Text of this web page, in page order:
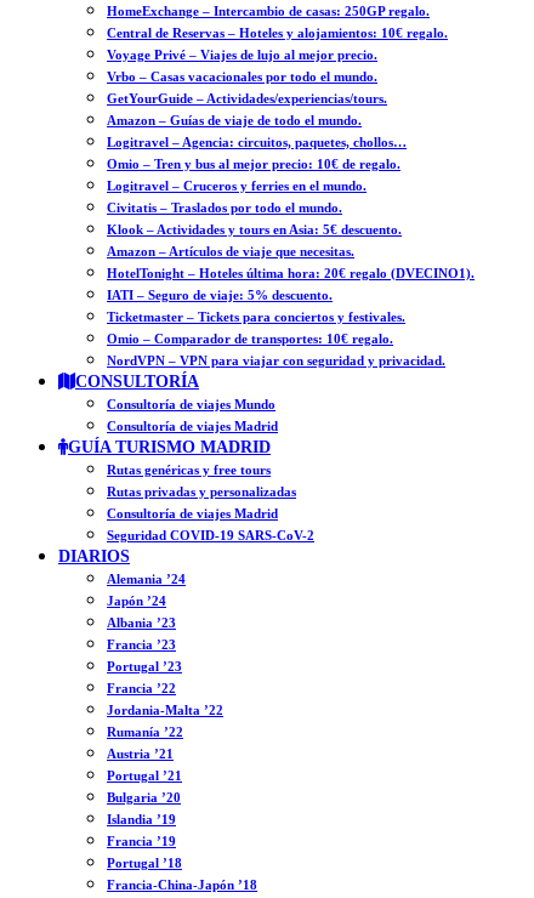
HomeExchange – Intercambio de casas: 250GP regalo.
Central de Reservas – Hoteles y alojamientos: 10€ regalo.
Voyage Privé – Viajes de lujo al mejor precio.
Vrbo – Casas vacacionales por todo el mundo.
GetYourGuide – Actividades/experiencias/tours.
Amazon – Guías de viaje de todo el mundo.
Logitravel – Agencia: circuitos, paquetes, chollos…
Omio – Tren y bus al mejor precio: 10€ de regalo.
Logitravel – Cruceros y ferries en el mundo.
Civitatis – Traslados por todo el mundo.
Klook – Actividades y tours en Asia: 5€ descuento.
Amazon – Artículos de viaje que necesitas.
HotelTonight – Hoteles última hora: 20€ regalo (DVECINO1).
IATI – Seguro de viaje: 5% descuento.
Ticketmaster – Tickets para conciertos y festivales.
Omio – Comparador de transportes: 10€ regalo.
NordVPN – VPN para viajar con seguridad y privacidad.
CONSULTORÍA
Consultoría de viajes Mundo
Consultoría de viajes Madrid
GUÍA TURISMO MADRID
Rutas genéricas y free tours
Rutas privadas y personalizadas
Consultoría de viajes Madrid
Seguridad COVID-19 SARS-CoV-2
DIARIOS
Alemania ’24
Japón ’24
Albania ’23
Francia ’23
Portugal ’23
Francia ’22
Jordania-Malta ’22
Rumanía ’22
Austria ’21
Portugal ’21
Bulgaria ’20
Islandia ’19
Francia ’19
Portugal ’18
Francia-China-Japón ’18